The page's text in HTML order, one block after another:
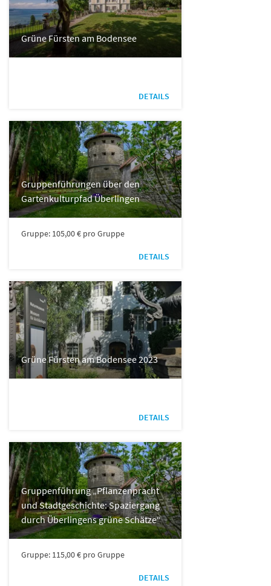
Grüne Fürsten am Bodensee
DETAILS
Gruppenführungen über den
Gartenkulturpfad Überlingen
Gruppe: 105,00 € pro Gruppe
DETAILS
Grüne Fürsten am Bodensee 2023
DETAILS
Gruppenführung „Pflanzenpracht
und Stadtgeschichte: Spaziergang
durch Überlingens grüne Schätze“
Gruppe: 115,00 € pro Gruppe
DETAILS